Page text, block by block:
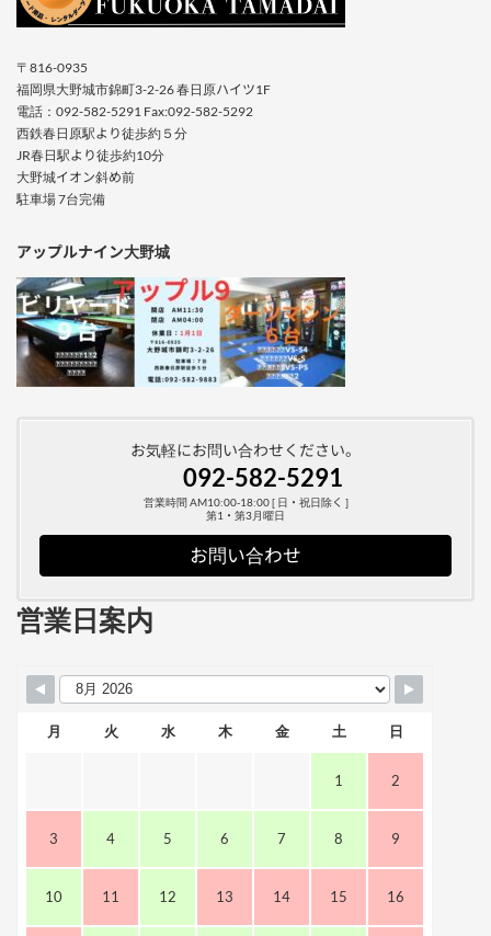
〒816-0935
福岡県大野城市錦町3-2-26 春日原ハイツ1F
電話：092-582-5291 Fax:092-582-5292
西鉄春日原駅より徒歩約５分
JR春日駅より徒歩約10分
大野城イオン斜め前
駐車場 7台完備
アップルナイン大野城
お気軽にお問い合わせください。
092-582-5291
営業時間 AM10:00-18:00 [ 日・祝日除く ]
第1・第3月曜日
お問い合わせ
営業日案内
月 火 水 木 金 土 日
1 2
3 4 5 6 7 8 9
10 11 12 13 14 15 16